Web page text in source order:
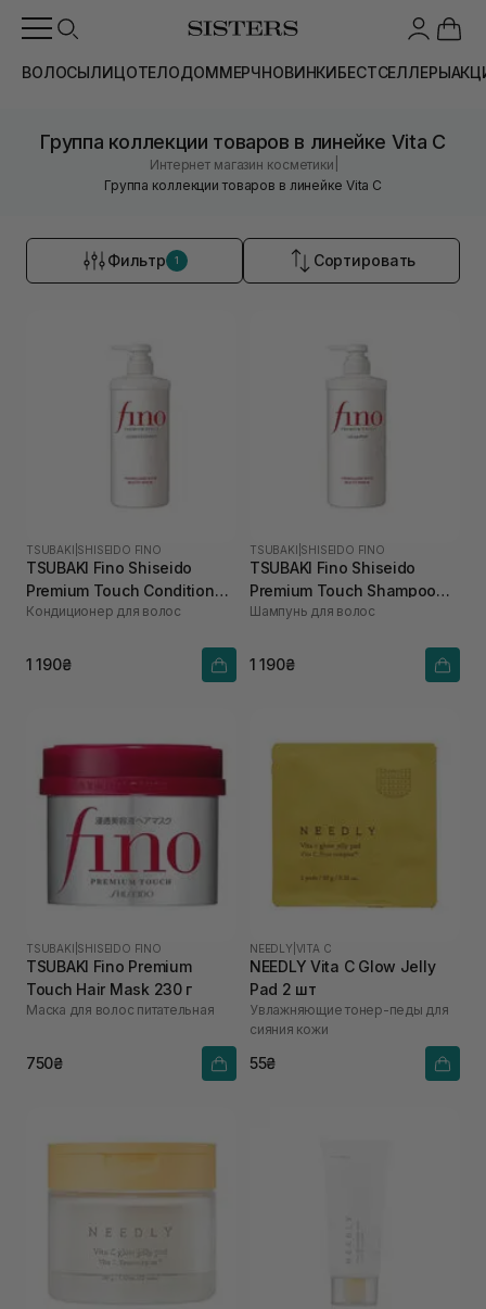
ВОЛОСЫЛИЦОТЕЛОДОММЕРЧНОВИНКИБЕСТСЕЛЛЕРЫ
Группа коллекции товаров в линейке Vita C
Интернет магазин косметики
Группа коллекции товаров в линейке Vita C
Фильтр 1 Сортировать
TSUBAKI SHISEIDO FINO
TSUBAKI Fino Shiseido
Premium Touch Conditioner
550 мл
Кондиционер для волос
1 190₴
TSUBAKI SHISEIDO FINO
TSUBAKI Fino Shiseido
Premium Touch Shampoo
550 мл
Шампунь для волос
1 190₴
TSUBAKI SHISEIDO FINO
TSUBAKI Fino Premium
Touch Hair Mask 230 г
Маска для волос питательная
750₴
NEEDLY VITA C
NEEDLY Vita C Glow Jelly
Pad 2 шт
Увлажняющие тонер-педы для
сияния кожи
55₴